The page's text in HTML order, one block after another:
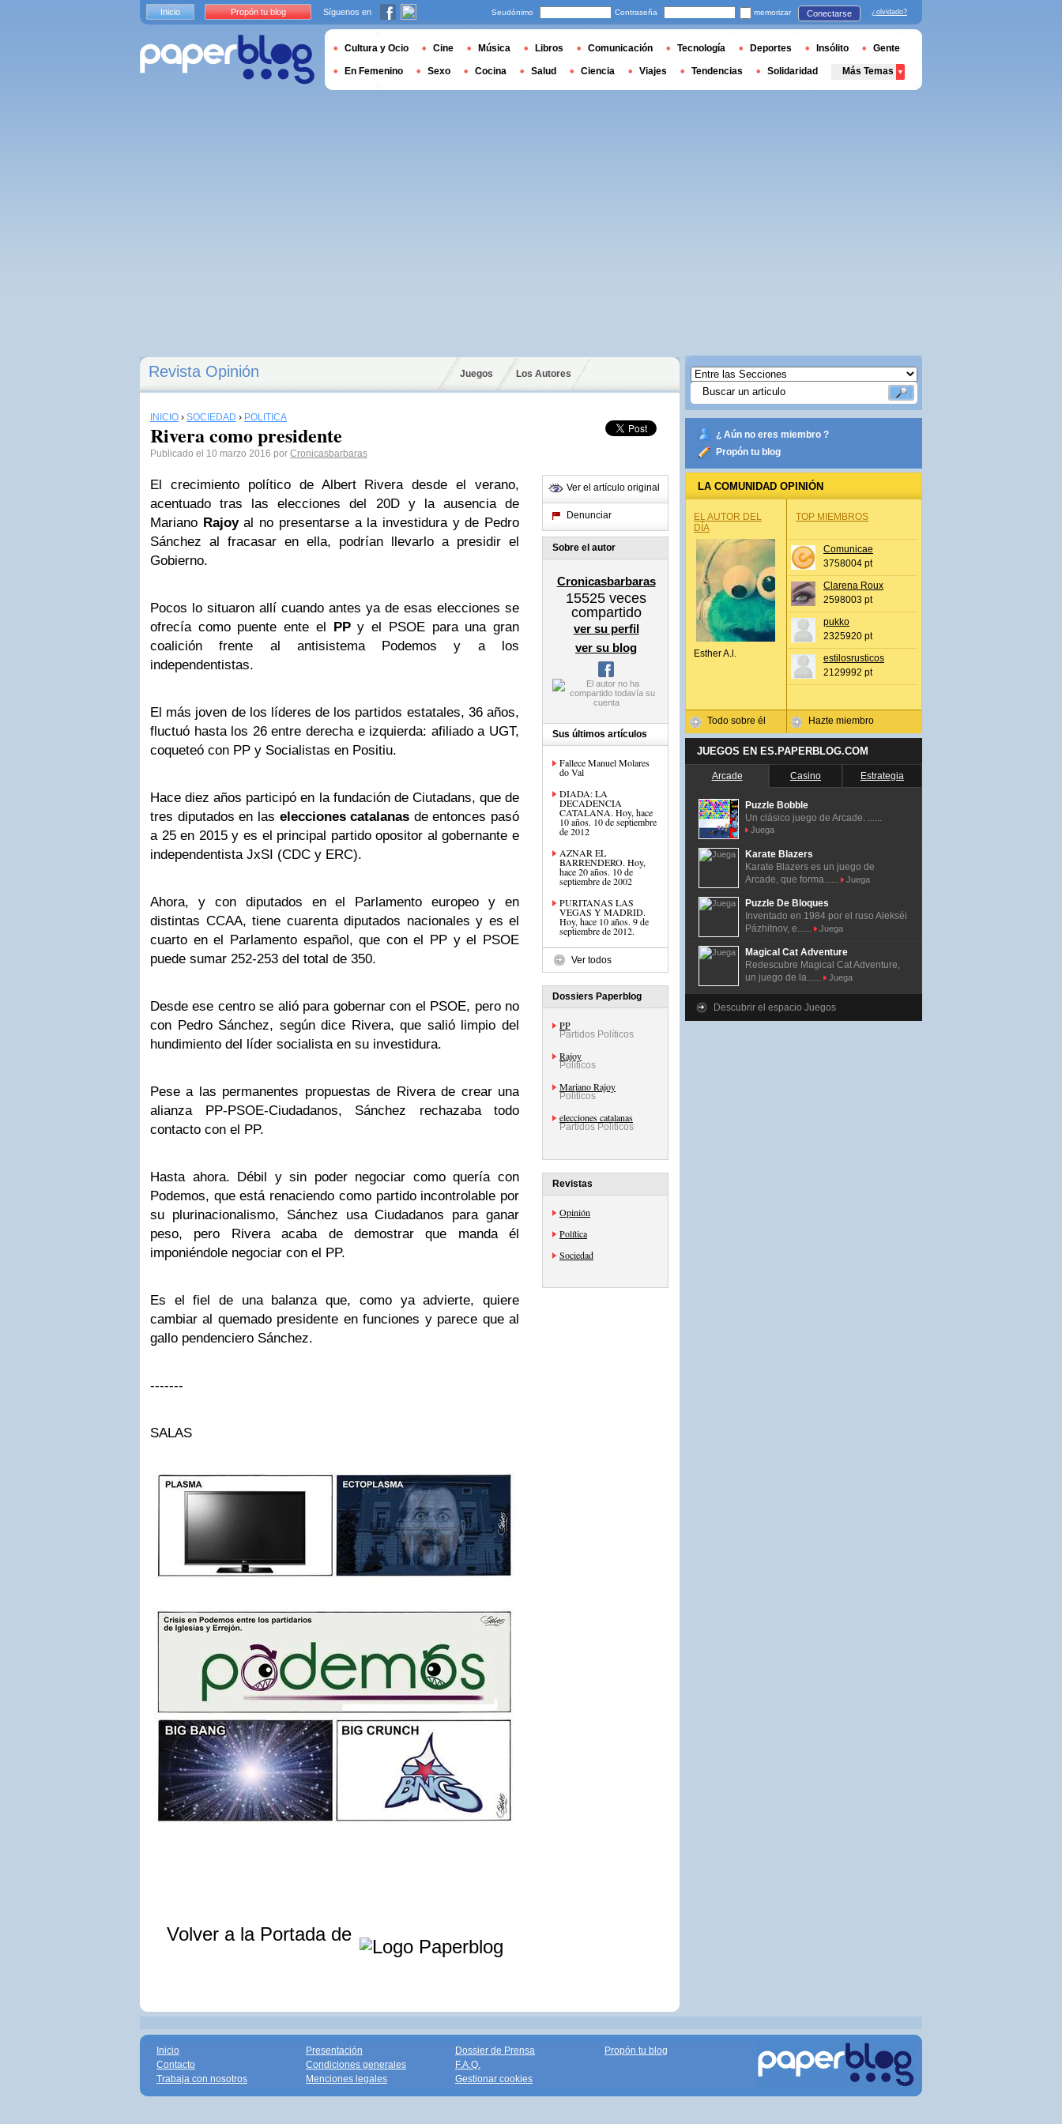
Revista Opinión Juegos Los Autores
INICIO › SOCIEDAD › POLÍTICA
Rivera como presidente
Publicado el 10 marzo 2016 por Cronicasbarbaras
El crecimiento político de Albert Rivera desde el verano,
acentuado tras las elecciones del 20D y la ausencia de
Mariano Rajoyal no presentarse a la investidura y de Pedro
Sánchez al fracasar en ella, podrían llevarlo a presidir el
Gobierno.
Pocos lo situaron allí cuando antes ya de esas elecciones se
ofrecía como puente ente el PPy el PSOE para una gran
coalición frente al antisistema Podemos y a los
independentistas.
El más joven de los líderes de los partidos estatales, 36 años,
fluctuó hasta los 26 entre derecha e izquierda: afiliado a UGT,
coqueteó con PP y Socialistas en Positiu.
Hace diez años participó en la fundación de Ciutadans, que de
tres diputados en las elecciones catalanas de entonces pasó
a 25 en 2015 y es el principal partido opositor al gobernante e
independentista JxSI (CDC y ERC).
Ahora, y con diputados en el Parlamento europeo y en
distintas CCAA, tiene cuarenta diputados nacionales y es el
cuarto en el Parlamento español, que con el PP y el PSOE
puede sumar 252-253 del total de 350.
Desde ese centro se alió para gobernar con el PSOE, pero no
con Pedro Sánchez, según dice Rivera, que salió limpio del
hundimiento del líder socialista en su investidura.
Pese a las permanentes propuestas de Rivera de crear una
alianza PP-PSOE-Ciudadanos, Sánchez rechazaba todo
contacto con el PP.
Hasta ahora. Débil y sin poder negociar como quería con
Podemos, que está renaciendo como partido incontrolable por
su plurinacionalismo, Sánchez usa Ciudadanos para ganar
peso, pero Rivera acaba de demostrar que manda él
imponiéndole negociar con el PP.
Es el fiel de una balanza que, como ya advierte, quiere
cambiar al quemado presidente en funciones y parece que al
gallo pendenciero Sánchez.
-------
SALAS
Volver a la Portada de
Ver el artículo original
Denunciar
Sobre el autor
Cronicasbarbaras
15525 veces
compartido
ver su perfil
ver su blog
Sus últimos artículos
Fallece Manuel Molares
do Val
DIADA: LA
DECADENCIA
CATALANA. Hoy, hace
10 años. 10 de septiembre
de 2012
AZNAR EL
BARRENDERO. Hoy,
hace 20 años. 10 de
septiembre de 2002
PURITANAS LAS
VEGAS Y MADRID.
Hoy, hace 10 años. 9 de
septiembre de 2012.
Ver todos
Dossiers Paperblog
PP
Partidos Políticos
Rajoy
Políticos
Mariano Rajoy
Políticos
elecciones catalanas
Partidos Políticos
Revistas
Opinión
Política
Sociedad
¿ Aún no eres miembro ?
Propón tu blog
LA COMUNIDAD OPINIÓN
EL AUTOR DEL
DÍA
Esther A.l.
Todo sobre él
TOP MIEMBROS
Comunicae
3758004 pt
Clarena Roux
2598003 pt
pukko
2325920 pt
estilosrusticos
2129992 pt
Hazte miembro
JUEGOS EN ES.PAPERBLOG.COM
Arcade Casino Estrategia
Puzzle Bobble
Un clásico juego de Arcade. ......
Juega
Karate Blazers
Karate Blazers es un juego de
Arcade, que forma......
Juega
Puzzle De Bloques
Inventado en 1984 por el ruso Alekséi
Pázhitnov, e......
Juega
Magical Cat Adventure
Redescubre Magical Cat Adventure,
un juego de la......
Juega
Descubrir el espacio Juegos
Inicio Propón tu blog Síguenos en Seudónimo Contraseña memorizar Conectarse ¿olvidado?
Cultura y Ocio Cine Música Libros Comunicación Tecnología Deportes Insólito Gente
En Femenino Sexo Cocina Salud Ciencia Viajes Tendencias Solidaridad Más Temas
Inicio
Contacto
Trabaja con nosotros
Presentación
Condiciones generales
Menciones legales
Dossier de Prensa
F.A.Q.
Gestionar cookies
Propón tu blog